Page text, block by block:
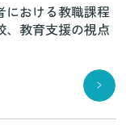
における教職課程
、教育支援の視点